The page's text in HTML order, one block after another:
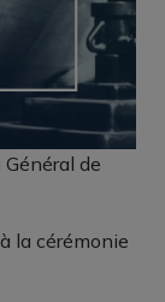
de
la cérémonie